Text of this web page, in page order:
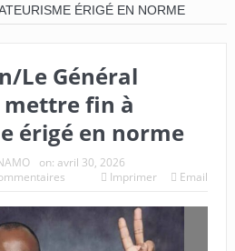
ÉRIGÉ EN NORME
Le Général
mettre fin à
érigé en norme
on: avril 30, 2026
Imprimer Email